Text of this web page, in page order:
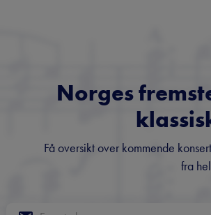
Norges
Få oversikt over kommende
fra